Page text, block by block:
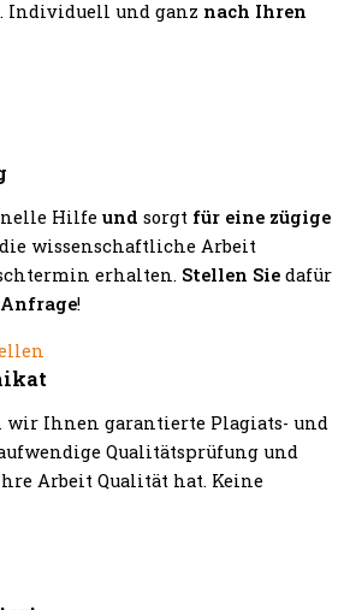
. Individuell und ganz nach Ihren
Hilfe und sorgt für eine zügige
wissenschaftliche Arbeit
erhalten. Stellen Sie dafür
!
wir Ihnen garantierte Plagiats- und
Qualitätsprüfung und
Arbeit Qualität hat. Keine